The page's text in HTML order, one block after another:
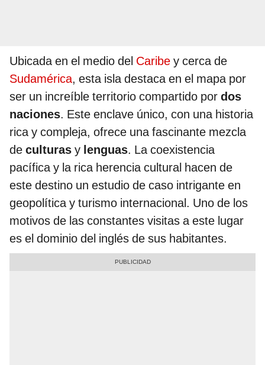
Ubicada en el medio del Caribe y cerca de
Sudamérica, esta isla destaca en el mapa por
ser un increíble territorio compartido por dos
naciones. Este enclave único, con una historia
rica y compleja, ofrece una fascinante mezcla
de culturas y lenguas. La coexistencia
pacífica y la rica herencia cultural hacen de
este destino un estudio de caso intrigante en
geopolítica y turismo internacional. Uno de los
motivos de las constantes visitas a este lugar
es el dominio del inglés de sus habitantes.